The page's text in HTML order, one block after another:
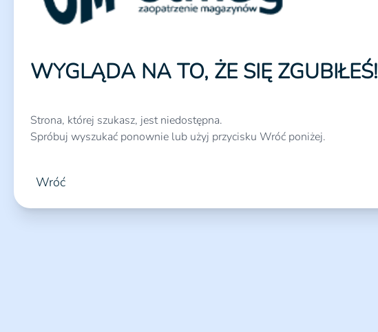
WYGLĄDA NA TO, ŻE SIĘ ZGUBIŁEŚ!
Strona, której szukasz, jest niedostępna.
Spróbuj wyszukać ponownie lub użyj przycisku Wróć poniżej.
Wróć